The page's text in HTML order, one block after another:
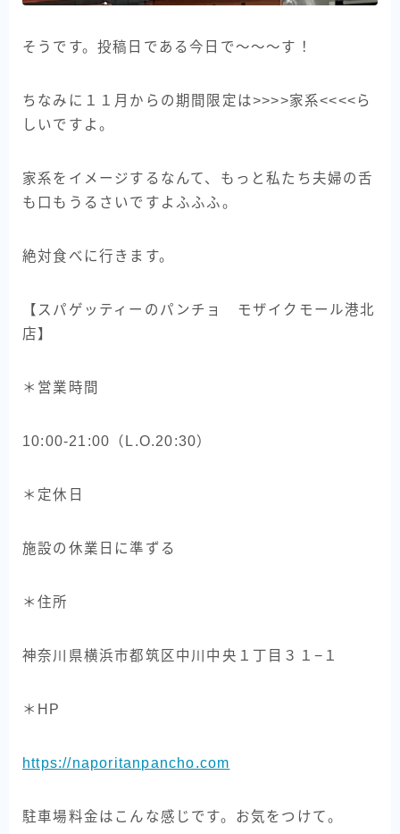
そうです。投稿日である今日で〜〜〜す！
ちなみに１１月からの期間限定は>>>>家系<<<<ら
しいですよ。
家系をイメージするなんて、もっと私たち夫婦の舌
も口もうるさいですよふふふ。
絶対食べに行きます。
【スパゲッティーのパンチョ モザイクモール港北
店】
＊営業時間
10:00-21:00（L.O.20:30）
＊定休日
施設の休業日に準ずる
＊住所
神奈川県横浜市都筑区中川中央１丁目３１−１
＊HP
https://naporitanpancho.com
駐車場料金はこんな感じです。お気をつけて。